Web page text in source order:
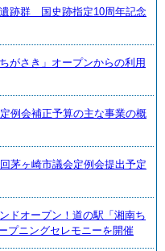
跡群 国史跡指定10周年記念
がさき」オープンからの利用
例会補正予算の主な事業の概
茅ヶ崎市議会定例会提出予定
ドオープン！道の駅「湘南ち
プニングセレモニーを開催